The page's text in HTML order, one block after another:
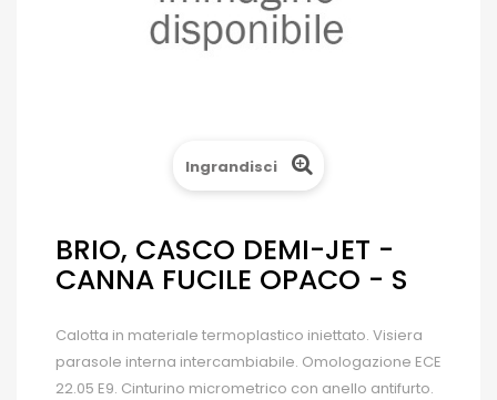
Ingrandisci
BRIO, CASCO DEMI-JET -
CANNA FUCILE OPACO - S
Calotta in materiale termoplastico iniettato. Visiera
parasole interna intercambiabile. Omologazione ECE
22.05 E9. Cinturino micrometrico con anello antifurto.